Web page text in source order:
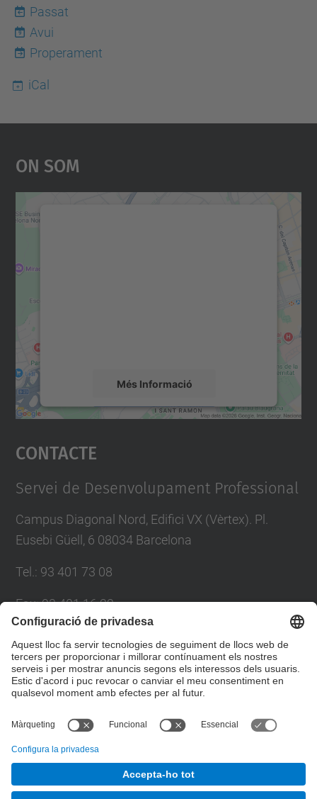
Passat
9
Avui
Properament
iCal
On Som
Més Informació
Accepta
powered by
Contacte
Servei de Desenvolupament Professional
Campus Diagonal Nord, Edifici VX (Vèrtex). Pl.
Eusebi Güell, 6 08034 Barcelona
Tel. : 93 401 73 08
Fax:93 401 16 22
Directori UPC
Formulari de contacte
Servei de Desenvolupament Professional. SDP.